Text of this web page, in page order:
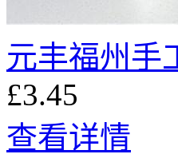
元丰福州手
£3.45
查看详情